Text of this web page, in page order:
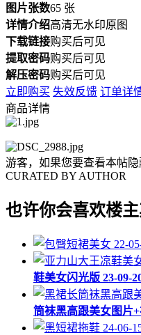
图片张数65 张
详情介绍高清无水印原图
下载链接购买后可见
提取密码购买后可见
解压密码购买后可见
立即购买 失效反馈 订单详
商品详情
游客，如果您要查看本帖
CURATED BY AUTHOR
也许你会喜欢楼
鞋美女闪光版 23-09-
筒袜黑高跟美女图片+